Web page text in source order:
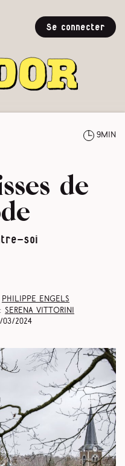
Se connecter
9min
de
soi
Philippe Engels
Serena Vittorini
03/2024